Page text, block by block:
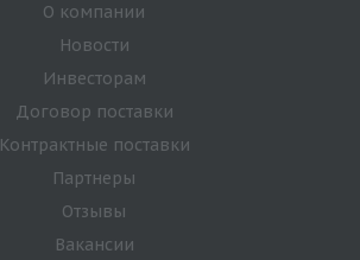
О компании
Новости
Инвесторам
Договор поставки
Контрактные поставки
Партнеры
Отзывы
Вакансии